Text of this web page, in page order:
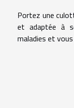
Portez une
et adaptée à
maladies et